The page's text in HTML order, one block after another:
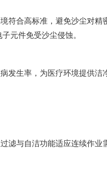
符合高标准，避免沙尘对
元件免受沙尘侵蚀。
生率，为医疗环境提供洁
滤与自洁功能适应连续作